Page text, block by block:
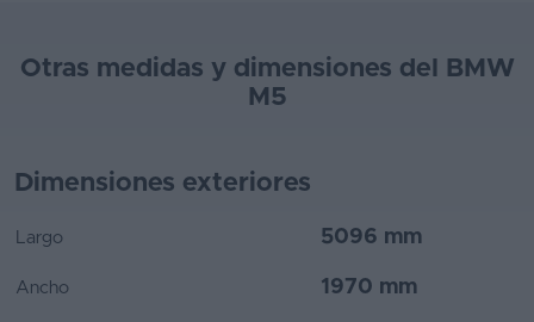
Otras medidas y dimensiones del BMW
M5
Largo 5096 mm
Ancho 1970 mm
Dimensiones exteriores